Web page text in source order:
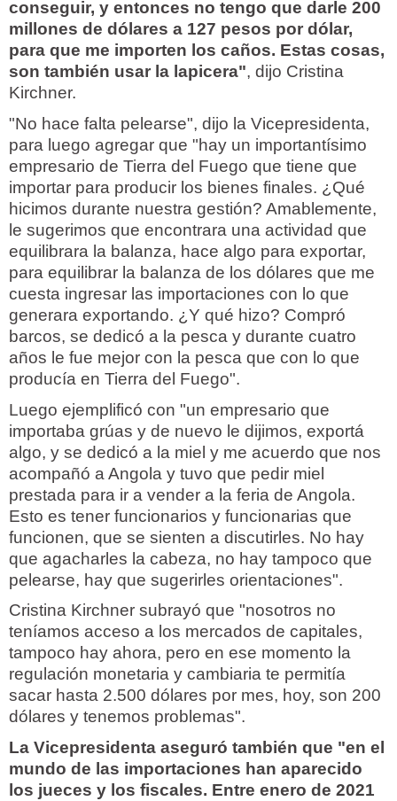
conseguir, y entonces no tengo que darle 200
millones de dólares a 127 pesos por dólar,
para que me importen los caños. Estas cosas,
son también usar la lapicera", dijo Cristina
Kirchner.
"No hace falta pelearse", dijo la Vicepresidenta,
para luego agregar que "hay un importantísimo
empresario de Tierra del Fuego que tiene que
importar para producir los bienes finales. ¿Qué
hicimos durante nuestra gestión? Amablemente,
le sugerimos que encontrara una actividad que
equilibrara la balanza, hace algo para exportar,
para equilibrar la balanza de los dólares que me
cuesta ingresar las importaciones con lo que
generara exportando. ¿Y qué hizo? Compró
barcos, se dedicó a la pesca y durante cuatro
años le fue mejor con la pesca que con lo que
producía en Tierra del Fuego".
Luego ejemplificó con "un empresario que
importaba grúas y de nuevo le dijimos, exportá
algo, y se dedicó a la miel y me acuerdo que nos
acompañó a Angola y tuvo que pedir miel
prestada para ir a vender a la feria de Angola.
Esto es tener funcionarios y funcionarias que
funcionen, que se sienten a discutirles. No hay
que agacharles la cabeza, no hay tampoco que
pelearse, hay que sugerirles orientaciones".
Cristina Kirchner subrayó que "nosotros no
teníamos acceso a los mercados de capitales,
tampoco hay ahora, pero en ese momento la
regulación monetaria y cambiaria te permitía
sacar hasta 2.500 dólares por mes, hoy, son 200
dólares y tenemos problemas".
La Vicepresidenta aseguró también que "en el
mundo de las importaciones han aparecido
los jueces y los fiscales. Entre enero de 2021